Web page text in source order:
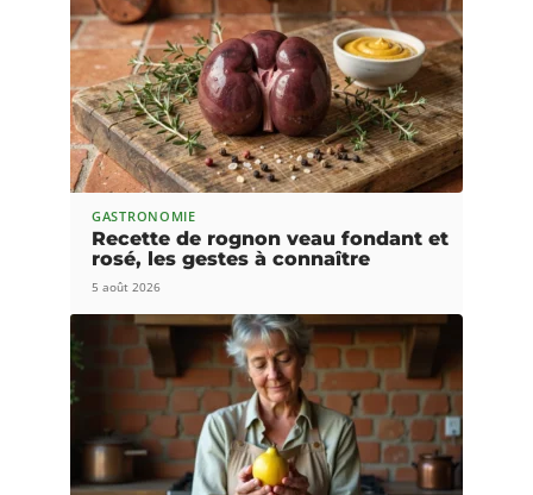
GASTRONOMIE
Recette de rognon veau fondant et
rosé, les gestes à connaître
5 août 2026